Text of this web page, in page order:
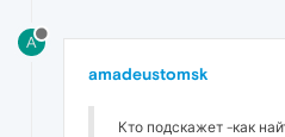
A
amadeustomsk
Кто подскажет -как